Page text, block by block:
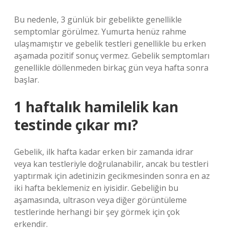
Bu nedenle, 3 günlük bir gebelikte genellikle
semptomlar görülmez. Yumurta henüz rahme
ulaşmamıştır ve gebelik testleri genellikle bu erken
aşamada pozitif sonuç vermez. Gebelik semptomları
genellikle döllenmeden birkaç gün veya hafta sonra
başlar.
1 haftalık hamilelik kan
testinde çıkar mı?
Gebelik, ilk hafta kadar erken bir zamanda idrar
veya kan testleriyle doğrulanabilir, ancak bu testleri
yaptırmak için adetinizin gecikmesinden sonra en az
iki hafta beklemeniz en iyisidir. Gebeliğin bu
aşamasında, ultrason veya diğer görüntüleme
testlerinde herhangi bir şey görmek için çok
erkendir.